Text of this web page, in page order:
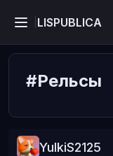
LISPUBLICA
#Рельсы
YulkiS2125